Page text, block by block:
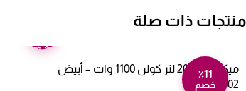
منتجات ذات صلة
٪11
خصم
ميكروويف 20 لتر كولن 1100 وات – أبيض
802100002